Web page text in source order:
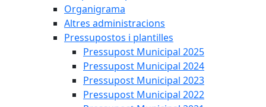
Organigrama
Altres administracions
Pressupostos i plantilles
Pressupost Municipal 2025
Pressupost Municipal 2024
Pressupost Municipal 2023
Pressupost Municipal 2022